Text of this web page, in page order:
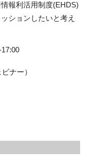
報利活用制度(EHDS)
ションしたいと考え
ナー）